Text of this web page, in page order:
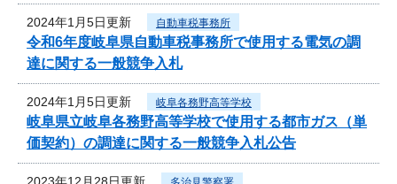
2024年1月5日更新 自動車税事務所
令和6年度岐阜県自動車税事務所で使用する電気の調
達に関する一般競争入札
2024年1月5日更新 岐阜各務野高等学校
岐阜県立岐阜各務野高等学校で使用する都市ガス（単
価契約）の調達に関する一般競争入札公告